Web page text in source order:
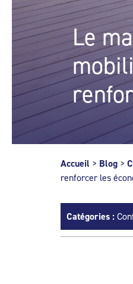
Le
Accueil > Blog >
renforcer les
Catégories :